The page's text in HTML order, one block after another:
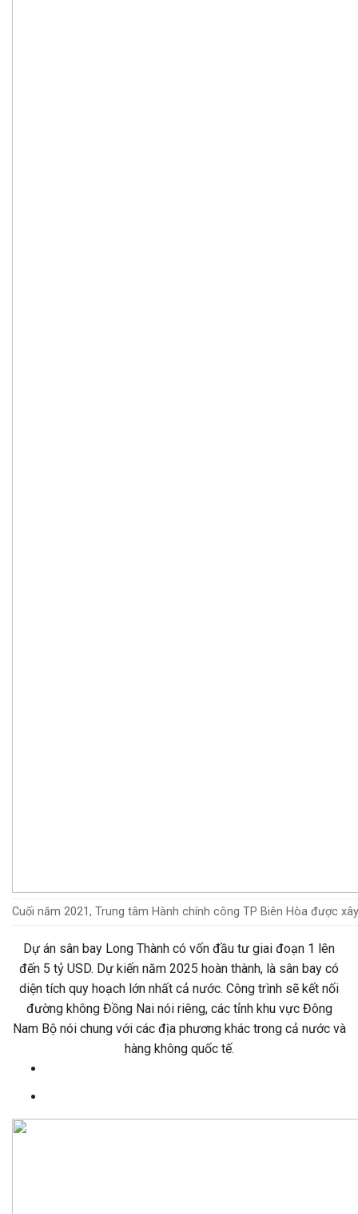
Cuối năm 2021, Trung tâm Hành chính công TP Biên Hòa được
Dự án sân bay Long Thành có vốn đầu tư giai đoạn 1 lên
đến 5 tỷ USD. Dự kiến năm 2025 hoàn thành, là sân bay có
diện tích quy hoạch lớn nhất cả nước. Công trình sẽ kết nối
đường không Đồng Nai nói riêng, các tỉnh khu vực Đông
Nam Bộ nói chung với các địa phương khác trong cả nước và
hàng không quốc tế.